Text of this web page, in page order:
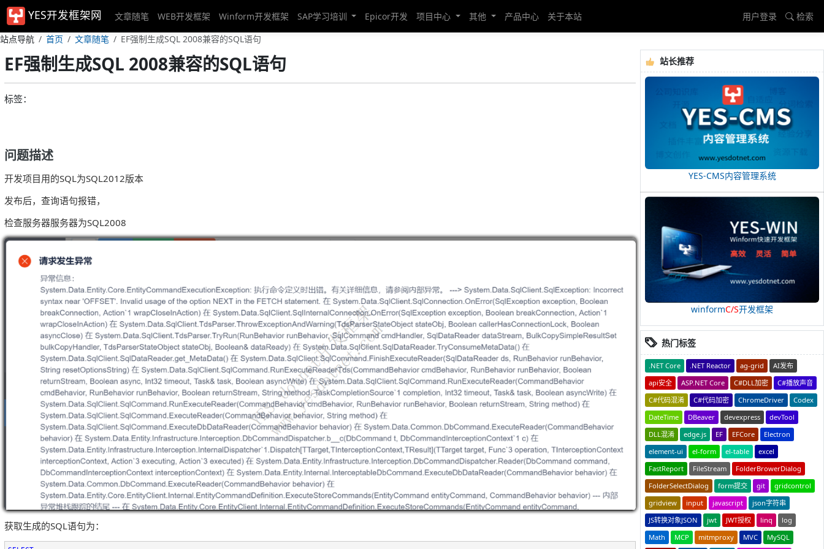
YES开发框架网 文章随笔 WEB开发框架 Winform开发框架 SAP学习培训 Epicor开发 项目中心 其他 产品中心 关于本站 用户登录
检索
站点导航
首页 文章随笔 EF强制生成SQL 2008兼容的SQL语句
EF强制生成SQL 2008兼容的SQL语句
标签：
问题描述
开发项目用的SQL为SQL2012版本
发布后，查询语句报错，
检查服务器服务器为SQL2008
获取生成的SQL语句为：
站长推荐
YES-CMS内容管理系统
winformC/S开发框架
热门标签
.NET Core .NET Reactor ag-grid
AI发布
api安全
ASP.NET Core C#DLL加密
C#播放声音
C#代码混淆
C#代码加密 ChromeDriver
Codex
DateTime
DBeaver devexpress
devTool
DLL混淆
edge.js EF EFCore
Electron
element-ui
el-form el-table
excel
FastReport
FileStream
FolderBrowerDialog
FolderSelectDialog
form提交 git
gridcontrol
gridview
input javascript
json字符串
JS转换对象JSON
jwt JWT授权 linq
log
Math
MCP mitmproxy MVC
MySQL